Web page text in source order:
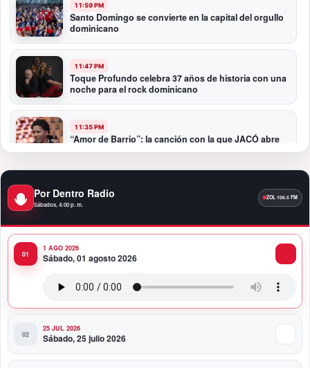
11:59 PM
Santo Domingo se convierte en la capital del orgullo
dominicano
11:47 PM
Toque Profundo celebra 37 años de historia con una
noche para el rock dominicano
11:35 PM
“Amor de Barrio”: la canción con la que JACÓ abre
un nuevo capítulo en la bachata
Presidente Abinader participa en la transmisión de
mando presidencial de Abelardo de la Espriella en
10:34 PM
Presidente Abinader participa en la transmisión de
Colombia
Por Dentro Radio
Sábados, 4:00 p. m.
1 AGO 2026
Sábado, 01 agosto 2026
25 JUL 2026
Sábado, 25 julio 2026